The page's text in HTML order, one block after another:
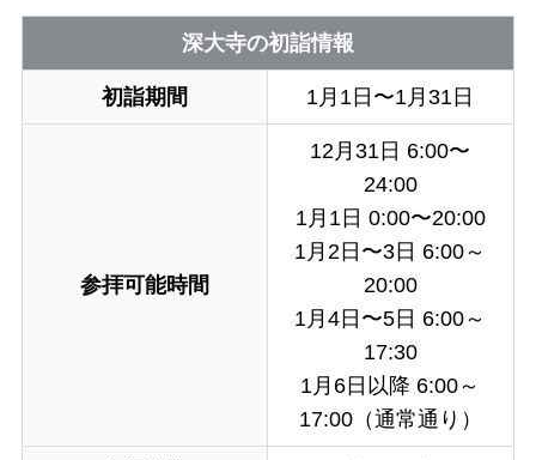
深大寺の初詣情報
初詣期間 1月1日〜1月31日
参拝可能時間
12月31日 6:00〜
24:00
1月1日 0:00〜20:00
1月2日〜3日 6:00～
20:00
1月4日〜5日 6:00～
17:30
1月6日以降 6:00～
17:00（通常通り）